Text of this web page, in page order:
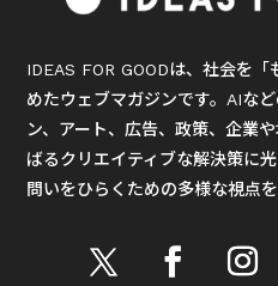
IDEAS FOR GOODは、社会を
めたウェブマガジンです。AIな
ン、アート、広告、政策、企業
ばるクリエイティブな解決策に
問いをひらくための多様な視点を